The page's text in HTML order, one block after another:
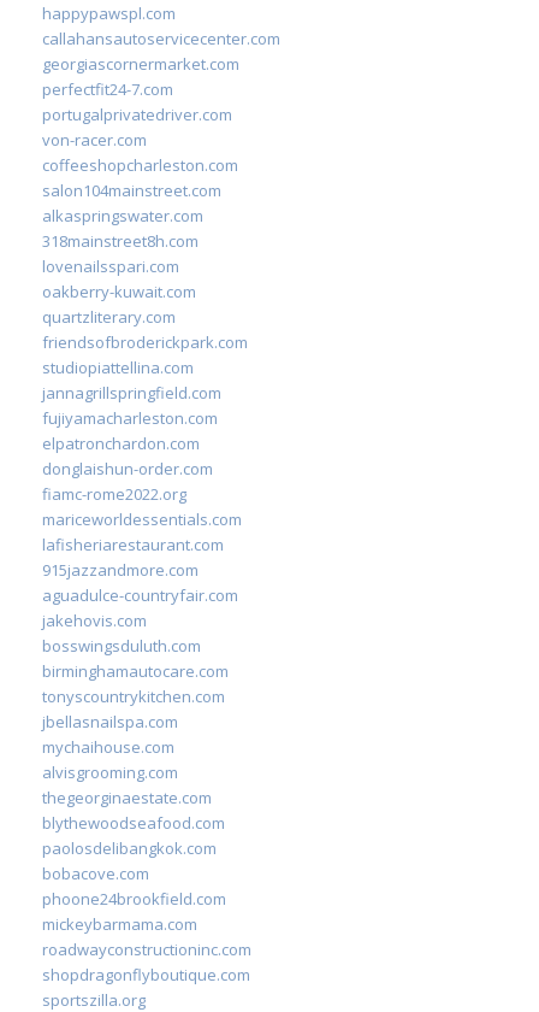
happypawspl.com
callahansautoservicecenter.com
georgiascornermarket.com
perfectfit24-7.com
portugalprivatedriver.com
von-racer.com
coffeeshopcharleston.com
salon104mainstreet.com
alkaspringswater.com
318mainstreet8h.com
lovenailsspari.com
oakberry-kuwait.com
quartzliterary.com
friendsofbroderickpark.com
studiopiattellina.com
jannagrillspringfield.com
fujiyamacharleston.com
elpatronchardon.com
donglaishun-order.com
fiamc-rome2022.org
mariceworldessentials.com
lafisheriarestaurant.com
915jazzandmore.com
aguadulce-countryfair.com
jakehovis.com
bosswingsduluth.com
birminghamautocare.com
tonyscountrykitchen.com
jbellasnailspa.com
mychaihouse.com
alvisgrooming.com
thegeorginaestate.com
blythewoodseafood.com
paolosdelibangkok.com
bobacove.com
phoone24brookfield.com
mickeybarmama.com
roadwayconstructioninc.com
shopdragonflyboutique.com
sportszilla.org